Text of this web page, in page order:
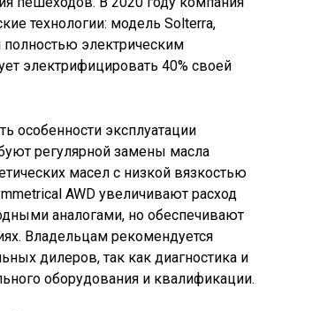
технологии: модель Solterra,
полностью электрическим
электрифицировать 40% своей
особенности эксплуатации
регулярной замены масла
масел с низкой вязкостью
AWD увеличивают расход
аналогами, но обеспечивают
Владельцам рекомендуется
дилеров, так как диагностика и
оборудования и квалификации.